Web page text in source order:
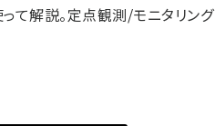
て解説。定点観測/モニタリング